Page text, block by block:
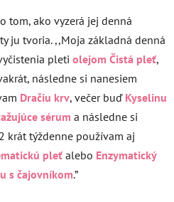
tom, ako vyzerá jej denná
ju tvoria. ,,Moja základná denná
pleti olejom Čistá pleť,
následne si nanesiem
Dračiu krv, večer buď Kyselinu
sérum a následne si
krát týždenne používam aj
pleť alebo Enzymatický
s čajovníkom.”